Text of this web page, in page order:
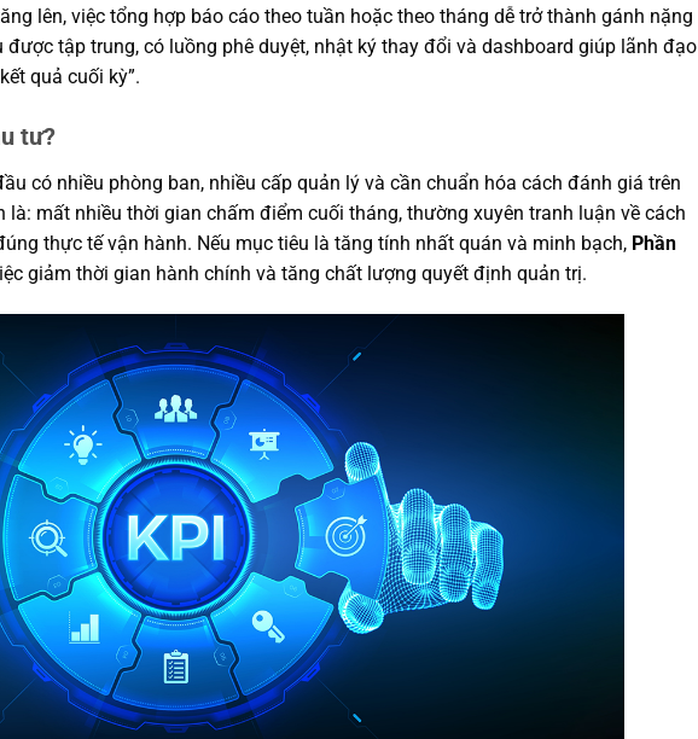
lên, việc tổng hợp báo cáo theo tuần hoặc theo tháng dễ trở thành gánh nặng
được tập trung, có luồng phê duyệt, nhật ký thay đổi và dashboard giúp lãnh đạo
quả cuối kỳ”.
tư?
có nhiều phòng ban, nhiều cấp quản lý và cần chuẩn hóa cách đánh giá trên
là: mất nhiều thời gian chấm điểm cuối tháng, thường xuyên tranh luận về cách
thực tế vận hành. Nếu mục tiêu là tăng tính nhất quán và minh bạch, Phần
giảm thời gian hành chính và tăng chất lượng quyết định quản trị.